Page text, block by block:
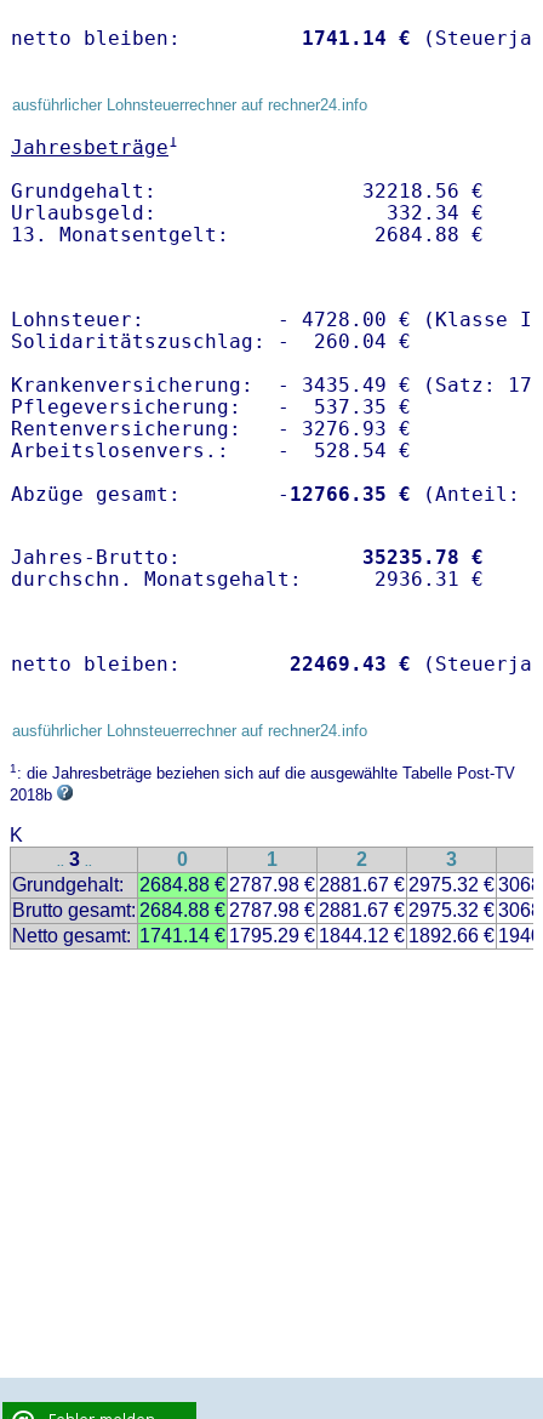
netto bleiben: 1741.14 €
ausführlicher Lohnsteuerrechner auf rechner24.info
Jahresbeträge1
Grundgehalt:                 32218.56 €
Urlaubsgeld:                   332.34 €
Lohnsteuer:           - 4728.00 € (Klasse I)
Solidaritätszuschlag: -  260.04 €
Krankenversicherung:  - 3435.49 € (Satz:
Pflegeversicherung:   -  537.35 €
Rentenversicherung:   - 3276.93 €
Arbeitslosenvers.:    -  528.54 €
Abzüge gesamt:        - 12766.35 €
Jahres-Brutto: 35235.78 €
netto bleiben: 22469.43 €
ausführlicher Lohnsteuerrechner auf rechner24.info
1: die Jahresbeträge beziehen sich auf die ausgewählte Tabelle Post-TV
2018b
K
.. 3 .. 0 1 2 3
Grundgehalt:
2684.88 € 2787.98 € 2881.67 € 2975.32 €
Brutto gesamt: 2684.88 € 2787.98 € 2881.67 € 2975.32 €
Netto gesamt: 1741.14 € 1795.29 € 1844.12 € 1892.66 €